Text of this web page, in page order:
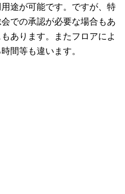
途が可能です。ですが、特
での承認が必要な場合もあ
あります。またフロアによ
間等も違います。